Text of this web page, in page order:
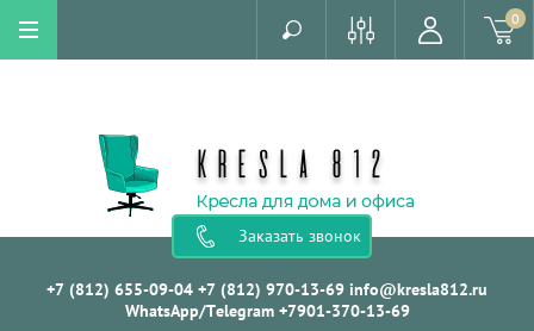
0
Заказать звонок
+7 (812) 655-09-04 +7 (812) 970-13-69 info@kresla812.ru
WhatsApp/Telegram +7901-370-13-69